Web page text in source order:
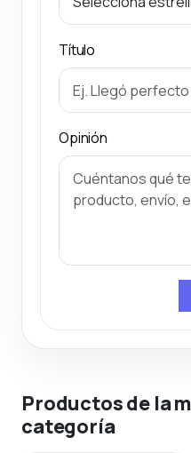
Título
Opinión
Productos de la
categoría